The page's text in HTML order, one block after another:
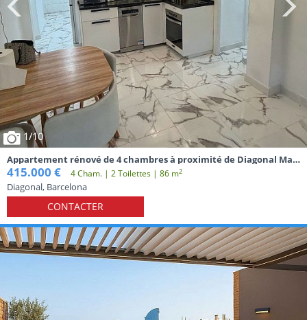
1/10
Appartement rénové de 4 chambres à proximité de Diagonal Mar,
du métro, du tramway et de la plage à Barcelone
415.000 € 4 Cham. | 2 Toilettes | 86 m2
Diagonal, Barcelona
CONTACTER